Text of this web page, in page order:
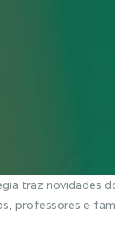
traz novidades
professores e